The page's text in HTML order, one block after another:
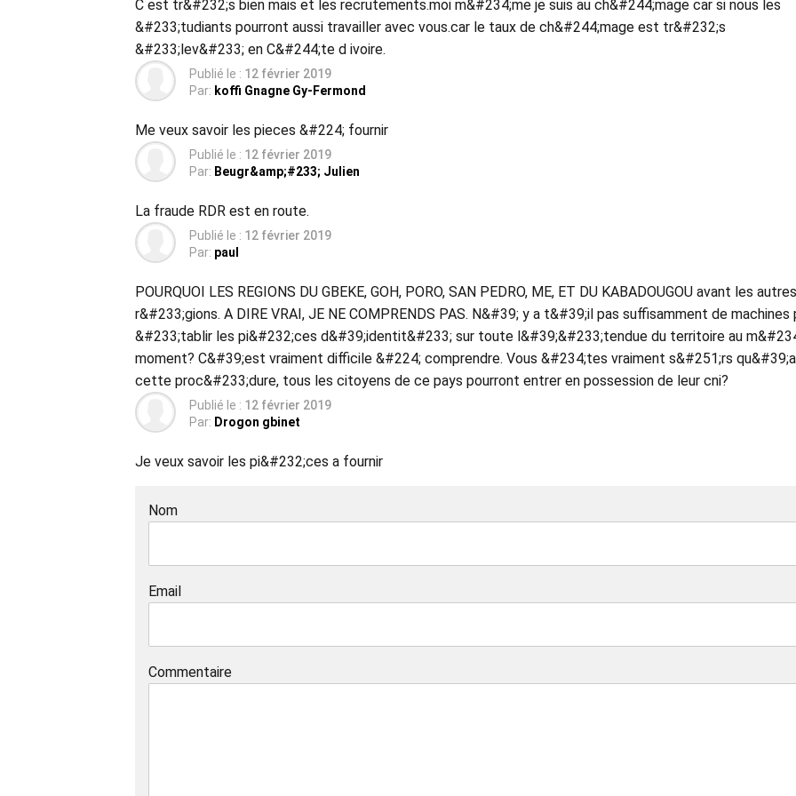
C est tr&#232;s bien mais et les recrutements.moi m&#234;me je suis au ch&#244;mage car si nous les
&#233;tudiants pourront aussi travailler avec vous.car le taux de ch&#244;mage est tr&#232;s
&#233;lev&#233; en C&#244;te d ivoire.
Publié le : 12 février 2019
Par: koffi Gnagne Gy-Fermond
Me veux savoir les pieces &#224; fournir
Publié le : 12 février 2019
Par: Beugr&amp;#233; Julien
La fraude RDR est en route.
Publié le : 12 février 2019
Par: paul
POURQUOI LES REGIONS DU GBEKE, GOH, PORO, SAN PEDRO, ME, ET DU KABADOUGOU avant les autres
r&#233;gions. A DIRE VRAI, JE NE COMPRENDS PAS. N&#39; y a t&#39;il pas suffisamment de machines
&#233;tablir les pi&#232;ces d&#39;identit&#233; sur toute l&#39;&#233;tendue du territoire au
moment? C&#39;est vraiment difficile &#224; comprendre. Vous &#234;tes vraiment s&#251;rs
cette proc&#233;dure, tous les citoyens de ce pays pourront entrer en possession de leur cni?
Publié le : 12 février 2019
Par: Drogon gbinet
Je veux savoir les pi&#232;ces a fournir
Nom
Email
Commentaire